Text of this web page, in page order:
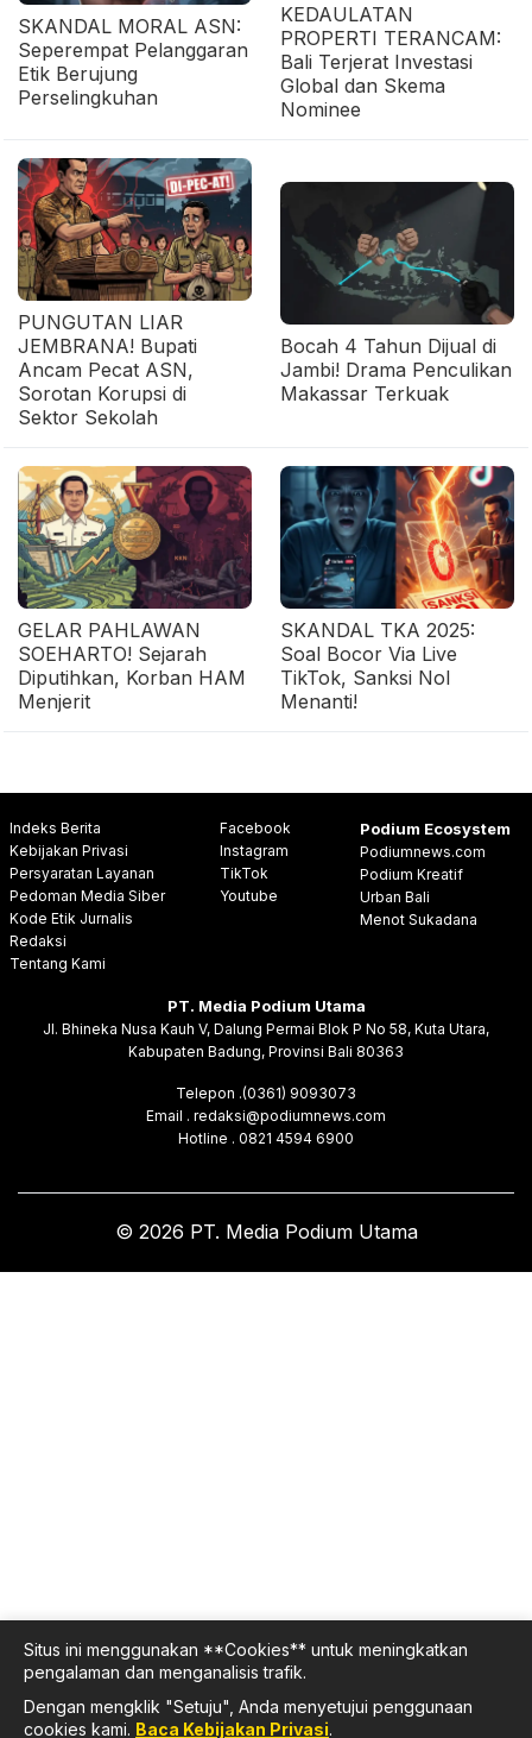
SKANDAL MORAL ASN:
Seperempat Pelanggaran
Etik Berujung
Perselingkuhan
KEDAULATAN
PROPERTI TERANCAM:
Bali Terjerat Investasi
Global dan Skema
Nominee
PUNGUTAN LIAR
JEMBRANA! Bupati
Ancam Pecat ASN,
Sorotan Korupsi di
Sektor Sekolah
Bocah 4 Tahun Dijual di
Jambi! Drama Penculikan
Makassar Terkuak
GELAR PAHLAWAN
SOEHARTO! Sejarah
Diputihkan, Korban HAM
Menjerit
SKANDAL TKA 2025:
Soal Bocor Via Live
TikTok, Sanksi Nol
Menanti!
Indeks Berita
Kebijakan Privasi
Persyaratan Layanan
Pedoman Media Siber
Kode Etik Jurnalis
Redaksi
Tentang Kami
Facebook
Instagram
TikTok
Youtube
Podium Ecosystem
Podiumnews.com
Podium Kreatif
Urban Bali
Menot Sukadana
PT. Media Podium Utama
Jl. Bhineka Nusa Kauh V, Dalung Permai Blok P No 58, Kuta Utara,
Kabupaten Badung, Provinsi Bali 80363
Telepon .(0361) 9093073
Email . redaksi@podiumnews.com
Hotline . 0821 4594 6900
© 2026 PT. Media Podium Utama
Situs ini menggunakan **Cookies** untuk meningkatkan
pengalaman dan menganalisis trafik.
Dengan mengklik "Setuju", Anda menyetujui penggunaan
cookies kami. Baca Kebijakan Privasi.